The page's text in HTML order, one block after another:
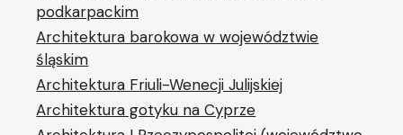
podkarpackim
Architektura barokowa w województwie
śląskim
Architektura Friuli-Wenecji Julijskiej
Architektura gotyku na Cyprze